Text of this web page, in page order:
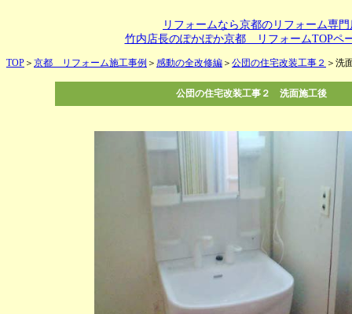
リフォームなら京都のリフォーム専門
竹内店長のぽかぽか京都 リフォームTOPペ
TOP ＞ 京都 リフォーム施工事例 ＞ 感動の全改修編 ＞ 公団の住宅改装工事２ ＞洗
公団の住宅改装工事２ 洗面施工後